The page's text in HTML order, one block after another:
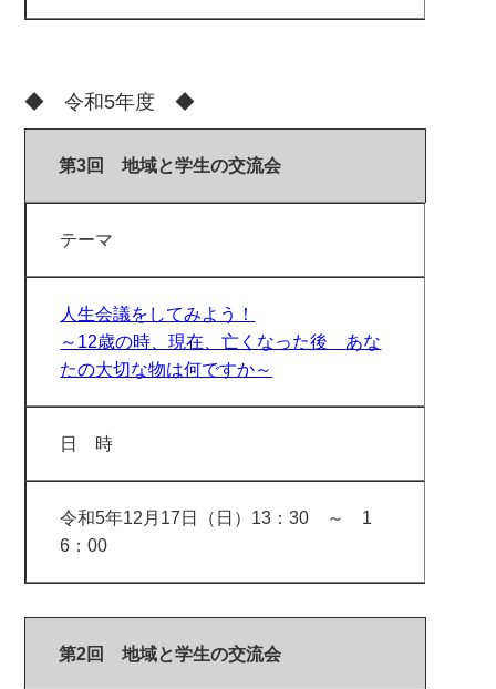
◆ 令和5年度 ◆
第3回 地域と学生の交流会
テーマ
人生会議をしてみよう！
～12歳の時、現在、亡くなった後 あな
たの大切な物は何ですか～
日 時
令和5年12月17日（日）13：30 ～ 1
6：00
第2回 地域と学生の交流会